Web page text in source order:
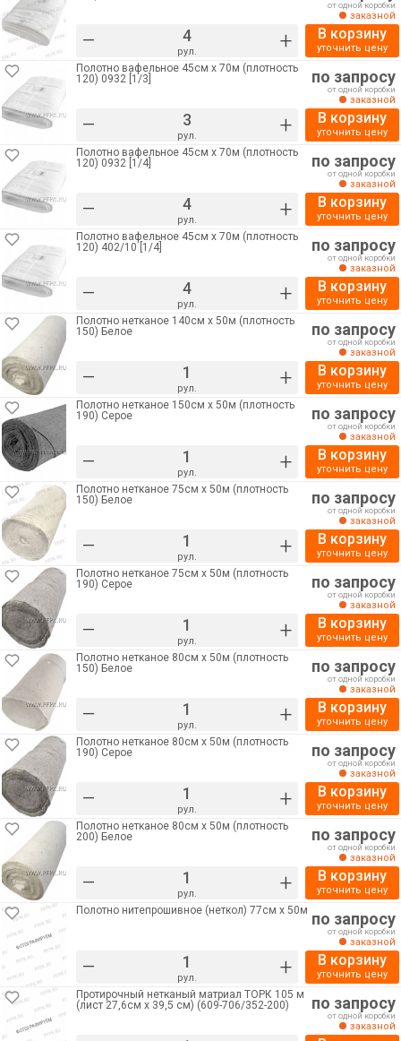
– рул. +
от одной коробки
заказной
В корзину
уточнить цену
Полотно вафельное 45см х 70м (плотность
120) 0932 [1/3]
– рул. +
по запросу
от одной коробки
заказной
В корзину
уточнить цену
Полотно вафельное 45см х 70м (плотность
120) 0932 [1/4]
– рул. +
по запросу
от одной коробки
заказной
В корзину
уточнить цену
Полотно вафельное 45см х 70м (плотность
120) 402/10 [1/4]
– рул. +
по запросу
от одной коробки
заказной
В корзину
уточнить цену
Полотно нетканое 140см х 50м (плотность
150) Белое
– рул. +
по запросу
от одной коробки
заказной
В корзину
уточнить цену
Полотно нетканое 150см х 50м (плотность
190) Серое
– рул. +
по запросу
от одной коробки
заказной
В корзину
уточнить цену
Полотно нетканое 75см х 50м (плотность
150) Белое
– рул. +
по запросу
от одной коробки
заказной
В корзину
уточнить цену
Полотно нетканое 75см х 50м (плотность
190) Серое
– рул. +
по запросу
от одной коробки
заказной
В корзину
уточнить цену
Полотно нетканое 80см х 50м (плотность
150) Белое
– рул. +
по запросу
от одной коробки
заказной
В корзину
уточнить цену
Полотно нетканое 80см х 50м (плотность
190) Серое
– рул. +
по запросу
от одной коробки
заказной
В корзину
уточнить цену
Полотно нетканое 80см х 50м (плотность
200) Белое
– рул. +
по запросу
от одной коробки
заказной
В корзину
уточнить цену
Полотно нитепрошивное (неткол) 77см х 50м
– рул. +
по запросу
от одной коробки
заказной
В корзину
уточнить цену
Протирочный нетканый матриал ТОРК 105 м
(лист 27,6см х 39,5 см) (609-706/352-200)
по запросу
от одной коробки
заказной